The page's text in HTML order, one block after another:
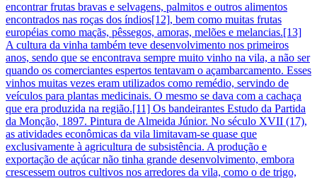
encontrar frutas bravas e selvagens, palmitos e outros alimentos
encontrados nas roças dos índios[12], bem como muitas frutas
européias como maçãs, pêssegos, amoras, melões e melancias.[13]
A cultura da vinha também teve desenvolvimento nos primeiros
anos, sendo que se encontrava sempre muito vinho na vila, a não ser
quando os comerciantes espertos tentavam o açambarcamento. Esses
vinhos muitas vezes eram utilizados como remédio, servindo de
veículos para plantas medicinais. O mesmo se dava com a cachaça
que era produzida na região.[11] Os bandeirantes Estudo da Partida
da Monção, 1897. Pintura de Almeida Júnior. No século XVII (17),
as atividades econômicas da vila limitavam-se quase que
exclusivamente à agricultura de subsistência. A produção e
exportação de açúcar não tinha grande desenvolvimento, embora
crescessem outros cultivos nos arredores da vila, como o de trigo,